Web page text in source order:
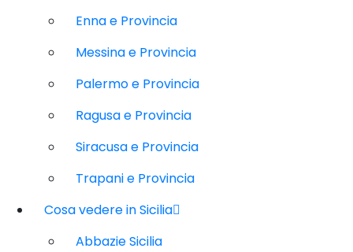
Enna e Provincia
Messina e Provincia
Palermo e Provincia
Ragusa e Provincia
Siracusa e Provincia
Trapani e Provincia
Cosa vedere in Sicilia
Abbazie Sicilia